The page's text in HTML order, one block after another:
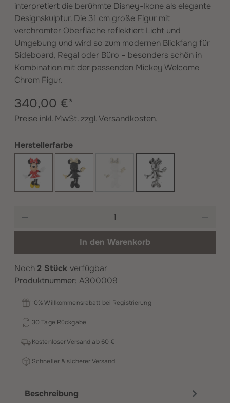
interpretiert die berühmte Disney-Ikone als elegante
Designskulptur. Die 31 cm große Figur mit
verchromter Oberfläche reflektiert Licht und
Umgebung und wird so zum modernen Blickfang für
Sideboard, Regal oder Büro – besonders schön in
Kombination mit der passenden Mickey Welcome
Chrom Figur.
340,00 €*
Preise inkl. MwSt. zzgl. Versandkosten.
Herstellerfarbeauswählen
Original Schwarz und goldWeiß und gold
(Diese Option ist zurzeit nicht
Silber
Produkt Anzahl: Gib den gewünschten
In den Warenkorb
Noch2 Stückverfügbar
Produktnummer:A300009
10% Willkommensrabatt bei Registrierung
30 Tage Rückgabe
Kostenloser Versand ab 60 €
Schneller & sicherer Versand
Beschreibung